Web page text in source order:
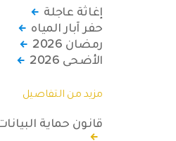
إغاثة عاجلة
حفر آبار المياه
رمضان 2026
الأضحى 2026
مزيد من التفاصيل
قانون حماية